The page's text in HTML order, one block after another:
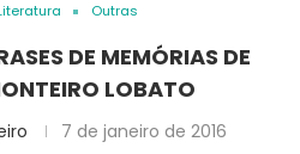
Outras
DE MEMÓRIAS DE
LOBATO
7 de janeiro de 2016